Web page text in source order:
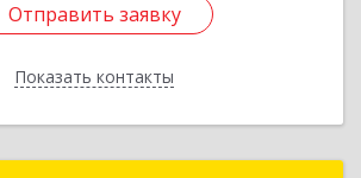
Отправить заявку
Показать контакты
Отправить заявку
Назад